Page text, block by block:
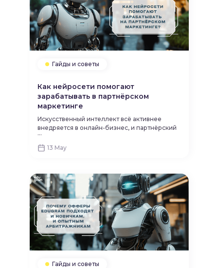
регистрацию или заявку вы получаете
вознаграждение.
Гайды и советы
Как нейросети помогают
зарабатывать в партнёрском
маркетинге
Искусственный интеллект всё активнее
внедряется в онлайн-бизнес, и партнёрский
маркетинг — не исключение. Нейросети для
партнёрского маркетинга позволяют не
только создавать контент, но и
...
13 May
Гайды и советы